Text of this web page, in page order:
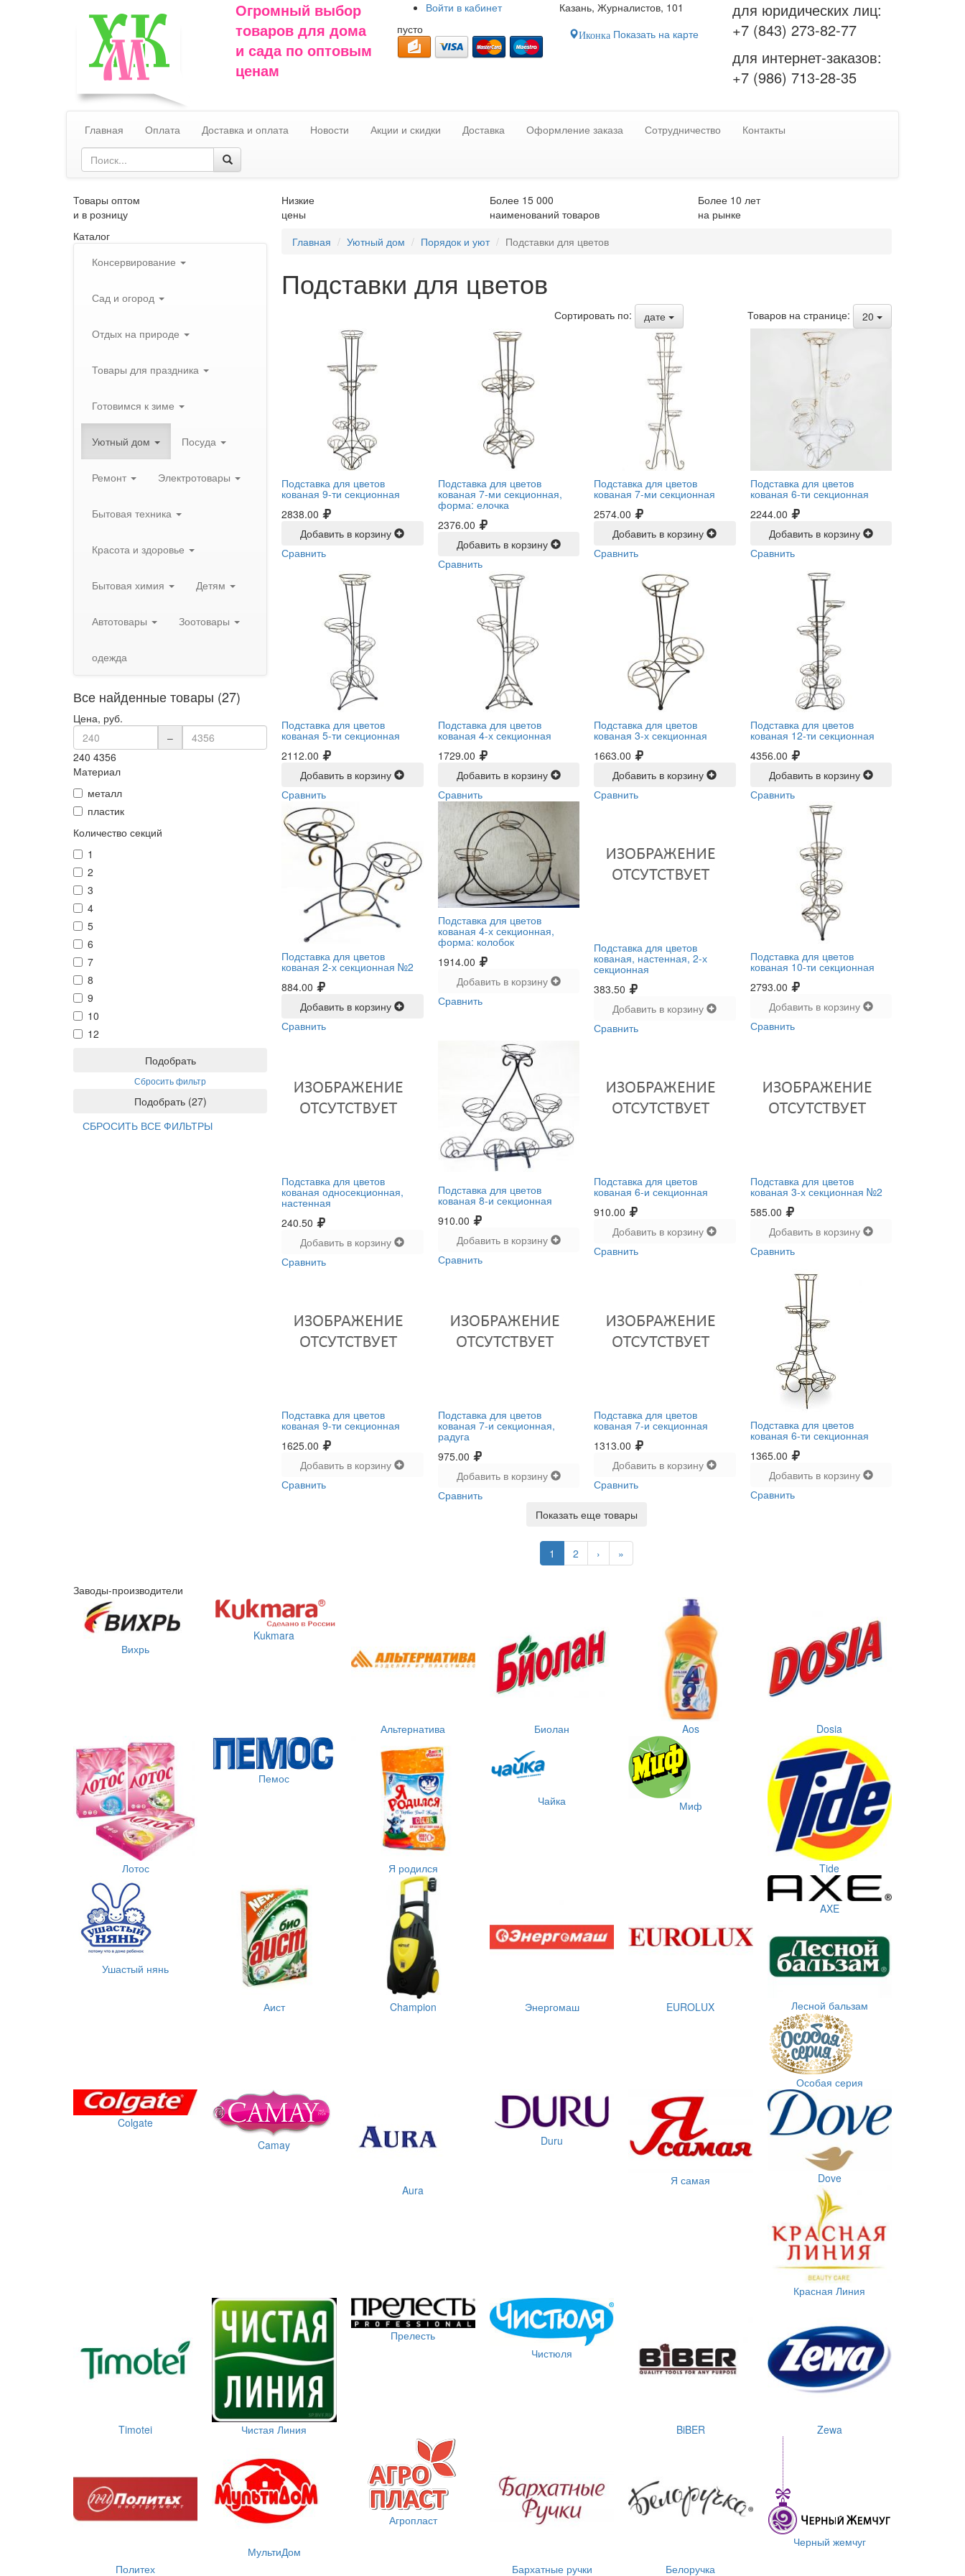
Огромный выбор
товаров для дома
и сада по оптовым
ценам
Войти в кабинет
пусто
Казань, Журналистов, 101
ИконкаПоказать на карте
для юридических лиц:
+7 (843) 273-82-77
для интернет-заказов:
+7 (986) 713-28-35
Главная Оплата Доставка и оплата Новости Акции и скидки Доставка Оформление заказа Сотрудничество Контакты
Товары оптом
и в розницу
Низкие
цены
Более 15 000
наименований товаров
Более 10 лет
на рынке
Каталог
Консервирование
Сад и огород
Отдых на природе
Товары для праздника
Готовимся к зиме
Уютный дом Посуда
Ремонт Электротовары
Бытовая техника
Красота и здоровье
Бытовая химия Детям
Автотовары Зоотовары
одежда
Все найденные товары (27)
Цена, руб.
–
240 4356
Материал
металл
пластик
Количество секций
1
2
3
4
5
6
7
8
9
10
12
Подобрать
Сбросить фильтр
Подобрать (27)
СБРОСИТЬ ВСЕ ФИЛЬТРЫ
Главная Уютный дом Порядок и уют Подставки для цветов
Подставки для цветов
Сортировать по: дате Товаров на странице: 20
Подставка для цветов
кованая 9-ти секционная
2838.00
Добавить в корзину
Сравнить
Подставка для цветов
кованая 7-ми секционная,
форма: елочка
2376.00
Добавить в корзину
Сравнить
Подставка для цветов
кованая 7-ми секционная
2574.00
Добавить в корзину
Сравнить
Подставка для цветов
кованая 6-ти секционная
2244.00
Добавить в корзину
Сравнить
Подставка для цветов
кованая 5-ти секционная
2112.00
Добавить в корзину
Сравнить
Подставка для цветов
кованая 4-х секционная
1729.00
Добавить в корзину
Сравнить
Подставка для цветов
кованая 3-х секционная
1663.00
Добавить в корзину
Сравнить
Подставка для цветов
кованая 12-ти секционная
4356.00
Добавить в корзину
Сравнить
Подставка для цветов
кованая 2-х секционная №2
884.00
Добавить в корзину
Сравнить
Подставка для цветов
кованая 4-х секционная,
форма: колобок
1914.00
Добавить в корзину
Сравнить
Подставка для цветов
кованая, настенная, 2-х
секционная
383.50
Добавить в корзину
Сравнить
Подставка для цветов
кованая 10-ти секционная
2793.00
Добавить в корзину
Сравнить
Подставка для цветов
кованая односекционная,
настенная
240.50
Добавить в корзину
Сравнить
Подставка для цветов
кованая 8-и секционная
910.00
Добавить в корзину
Сравнить
Подставка для цветов
кованая 6-и секционная
910.00
Добавить в корзину
Сравнить
Подставка для цветов
кованая 3-х секционная №2
585.00
Добавить в корзину
Сравнить
Подставка для цветов
кованая 9-ти секционная
1625.00
Добавить в корзину
Сравнить
Подставка для цветов
кованая 7-и секционная,
радуга
975.00
Добавить в корзину
Сравнить
Подставка для цветов
кованая 7-и секционная
1313.00
Добавить в корзину
Сравнить
Подставка для цветов
кованая 6-ти секционная
1365.00
Добавить в корзину
Сравнить
Показать еще товары
1 2 › »
Заводы-производители
Вихрь
Kukmara
Альтернатива Биолан Aos Dosia
Лотос
Пемос
Я родился
Чайка Миф
Tide
Ушастый нянь
Аист Champion Энергомаш EUROLUX
AXE
Лесной бальзам
Особая серия
Colgate
Camay
Aura
Duru
Я самая Dove
Красная Линия
Timotei Чистая Линия
Прелесть
Чистюля
BiBER Zewa
Политех
МультиДом
Агропласт
Бархатные ручки Белоручка
Черный жемчуг